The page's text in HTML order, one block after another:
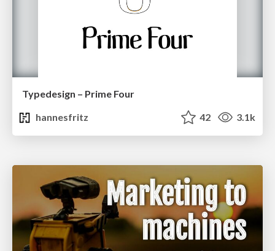
Typedesign – Prime Four
hannesfritz
42 3.1k